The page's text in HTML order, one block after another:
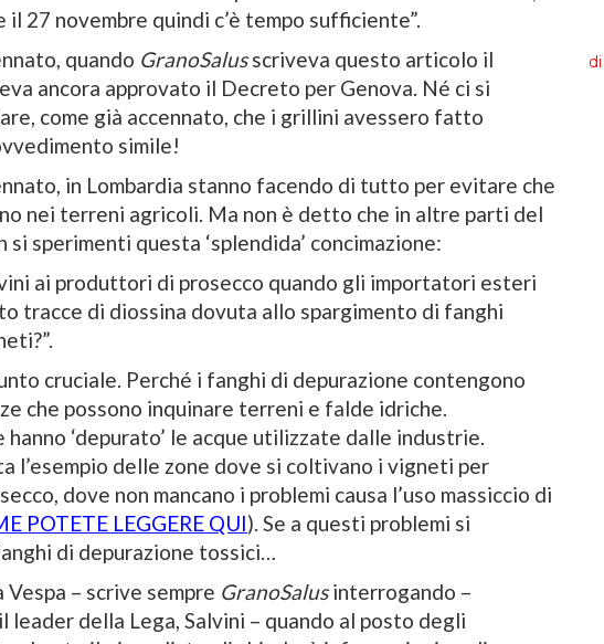
il 27 novembre quindi c’è tempo sufficiente”.
quando GranoSalusscriveva questo articolo il
ancora approvato il Decreto per Genova. Né ci si
come già accennato, che i grillini avessero fatto
simile!
in Lombardia stanno facendo di tutto per evitare che
nei terreni agricoli. Ma non è detto che in altre parti del
si sperimenti questa ‘splendida’ concimazione:
ai produttori di prosecco quando gli importatori esteri
tracce di diossina dovuta allo spargimento di fanghi
cruciale. Perché i fanghi di depurazione contengono
che possono inquinare terreni e falde idriche.
‘depurato’ le acque utilizzate dalle industrie.
l’esempio delle zone dove si coltivano i vigneti per
dove non mancano i problemi causa l’uso massiccio di
POTETE LEGGERE QUI). Se a questi problemi si
di depurazione tossici…
Vespa – scrive sempre GranoSalusinterrogando –
leader della Lega, Salvini – quando al posto degli